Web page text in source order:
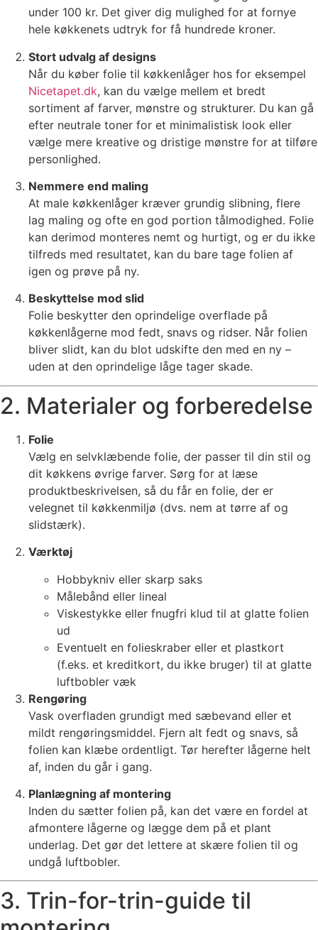
under 100 kr. Det giver dig mulighed for at fornye
hele køkkenets udtryk for få hundrede kroner.
Stort udvalg af designs
Når du køber folie til køkkenlåger hos for eksempel
Nicetapet.dk, kan du vælge mellem et bredt
sortiment af farver, mønstre og strukturer. Du kan gå
efter neutrale toner for et minimalistisk look eller
vælge mere kreative og dristige mønstre for at tilføre
personlighed.
Nemmere end maling
At male køkkenlåger kræver grundig slibning, flere
lag maling og ofte en god portion tålmodighed. Folie
kan derimod monteres nemt og hurtigt, og er du ikke
tilfreds med resultatet, kan du bare tage folien af
igen og prøve på ny.
Beskyttelse mod slid
Folie beskytter den oprindelige overflade på
køkkenlågerne mod fedt, snavs og ridser. Når folien
bliver slidt, kan du blot udskifte den med en ny –
uden at den oprindelige låge tager skade.
2. Materialer og forberedelse
Folie
Vælg en selvklæbende folie, der passer til din stil og
dit køkkens øvrige farver. Sørg for at læse
produktbeskrivelsen, så du får en folie, der er
velegnet til køkkenmiljø (dvs. nem at tørre af og
slidstærk).
Værktøj
Hobbykniv eller skarp saks
Målebånd eller lineal
Viskestykke eller fnugfri klud til at glatte folien
ud
Eventuelt en folieskraber eller et plastkort
(f.eks. et kreditkort, du ikke bruger) til at glatte
luftbobler væk
Rengøring
Vask overfladen grundigt med sæbevand eller et
mildt rengøringsmiddel. Fjern alt fedt og snavs, så
folien kan klæbe ordentligt. Tør herefter lågerne helt
af, inden du går i gang.
Planlægning af montering
Inden du sætter folien på, kan det være en fordel at
afmontere lågerne og lægge dem på et plant
underlag. Det gør det lettere at skære folien til og
undgå luftbobler.
3. Trin-for-trin-guide til